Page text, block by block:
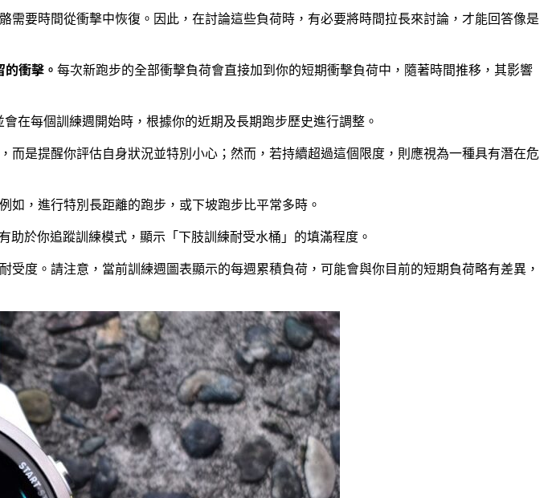
要時間從衝擊中恢復。因此，在討論這些負荷時，有必要將時間拉長來討論，才能回答像是
衝擊。 每次新跑步的全部衝擊負荷會直接加到你的短期衝擊負荷中，隨著時間推移，其影響
在每個訓練週開始時，根據你的近期及長期跑步歷史進行調整。
是提醒你評估自身狀況並特別小心；然而，若持續超過這個限度，則應視為一種具有潛在危
，進行特別長距離的跑步，或下坡跑步比平常多時。
於你追蹤訓練模式，顯示「下肢訓練耐受水桶」的填滿程度。
度。請注意，當前訓練週圖表顯示的每週累積負荷，可能會與你目前的短期負荷略有差異，